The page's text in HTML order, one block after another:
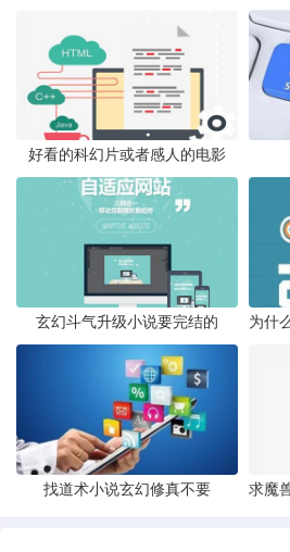
好看的科幻片或者感人的电影
玄幻斗气升级小说要完结的
找道术小说玄幻修真不要